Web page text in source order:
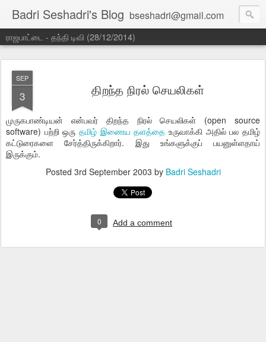
Badri Seshadri's Blog bseshadri@gmail.com
ராஜபாட்டை - தந்தி டிவி (28/12/2014)
SEP
3 திறந்த நிரல் செயலிகள்
முருகபாண்டியன் என்பவர் திறந்த நிரல் செயலிகள் (open source
software) பற்றி ஒரு தமிழ் இணைய தளத்தை உருவாக்கி அதில் பல தமிழ்
கட்டுரைகளை சேர்த்திருக்கிறார். இது உங்களுக்குப் பயனுள்ளதாய்
இருக்கும்.
Posted 3rd September 2003 by Badri Seshadri
0 Add a comment